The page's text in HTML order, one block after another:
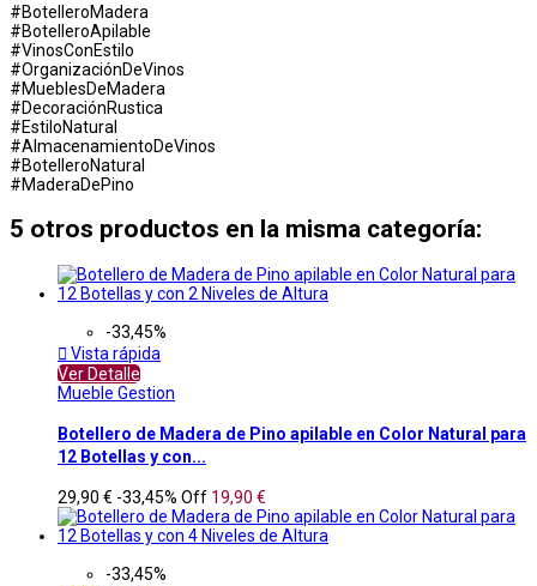
#BotelleroMadera
#BotelleroApilable
#VinosConEstilo
#OrganizaciónDeVinos
#MueblesDeMadera
#DecoraciónRustica
#EstiloNatural
#AlmacenamientoDeVinos
#BotelleroNatural
#MaderaDePino
5 otros productos en la misma categoría:
-33,45%
 Vista rápida
Ver Detalle
Mueble Gestion
Botellero de Madera de Pino apilable en Color Natural para
12 Botellas y con...
29,90 € -33,45% Off 19,90 €
-33,45%